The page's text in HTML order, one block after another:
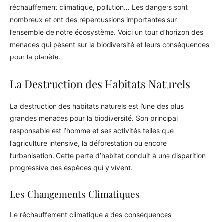
réchauffement climatique, pollution… Les dangers sont
nombreux et ont des répercussions importantes sur
l’ensemble de notre écosystème. Voici un tour d’horizon des
menaces qui pèsent sur la biodiversité et leurs conséquences
pour la planète.
La Destruction des Habitats Naturels
La destruction des habitats naturels est l’une des plus
grandes menaces pour la biodiversité. Son principal
responsable est l’homme et ses activités telles que
l’agriculture intensive, la déforestation ou encore
l’urbanisation. Cette perte d’habitat conduit à une disparition
progressive des espèces qui y vivent.
Les Changements Climatiques
Le réchauffement climatique a des conséquences